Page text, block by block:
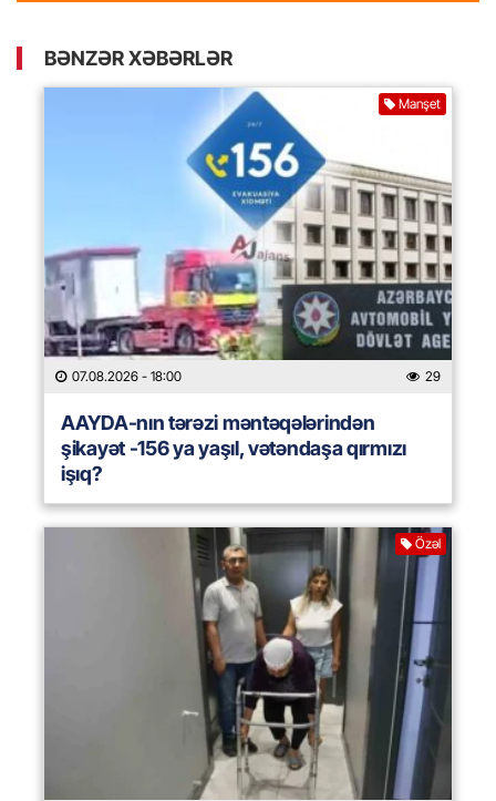
BƏNZƏR XƏBƏRLƏR
Manşet
07.08.2026 - 18:00 29
AAYDA-nın tərəzi məntəqələrindən
şikayət -156 ya yaşıl, vətəndaşa qırmızı
işıq?
Özəl